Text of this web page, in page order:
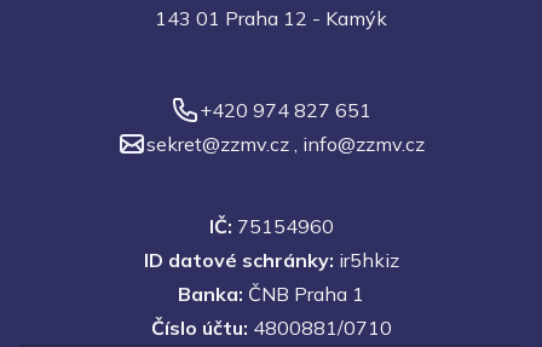
143 01 Praha 12 - Kamýk
+420 974 827 651
sekret@zzmv.cz , info@zzmv.cz
IČ: 75154960
ID datové schránky: ir5hkiz
Banka: ČNB Praha 1
Číslo účtu: 4800881/0710